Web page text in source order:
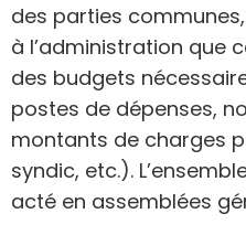
des parties
à l’administration que
des budgets
postes de dépenses,
montants de charges
syndic, etc.).
acté en assemblées